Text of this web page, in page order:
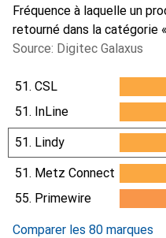
Fréquence à laquelle un
retourné dans la catégorie
Source: Digitec Galaxus
51. CSL
51. InLine
51. Lindy
51. Metz Connect
55. Primewire
Comparer les 80 marques